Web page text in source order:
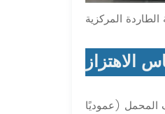
الاهتزاز
المحمل (عموديًا